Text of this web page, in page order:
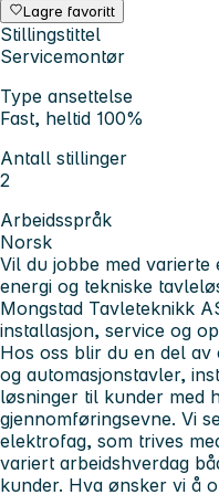
Lagre favoritt
Stillingstittel
Servicemontør
Type ansettelse
Fast, heltid 100%
Antall stillinger
2
Arbeidsspråk
Norsk
Vil du jobbe med
energi og tekniske
Mongstad Tavleteknikk
installasjon, service og
Hos oss blir du en del
og automasjonstavler,
løsninger til kunder med
gjennomføringsevne. Vi
elektrofag, som trives
variert arbeidshverdag
kunder. Hva ønsker vi å